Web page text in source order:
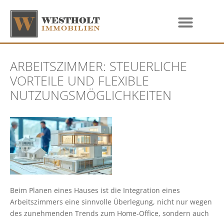
ARBEITSZIMMER: STEUERLICHE
VORTEILE UND FLEXIBLE
NUTZUNGSMÖGLICHKEITEN
Beim Planen eines Hauses ist die Integration eines
Arbeitszimmers eine sinnvolle Überlegung, nicht nur wegen
des zunehmenden Trends zum Home-Office, sondern auch